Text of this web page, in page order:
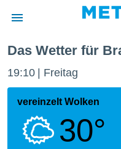
wurde
dass
Das Wetter für
19:10 Freitag
vereinzelt Wolken
30°